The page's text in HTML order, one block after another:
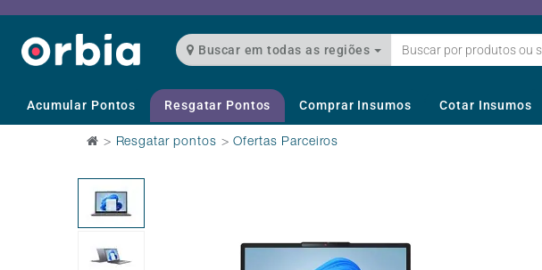
Buscar em todas as regiões
Acumular Pontos Resgatar Pontos Comprar Insumos Cotar Insumos
> Resgatar pontos >Ofertas Parceiros